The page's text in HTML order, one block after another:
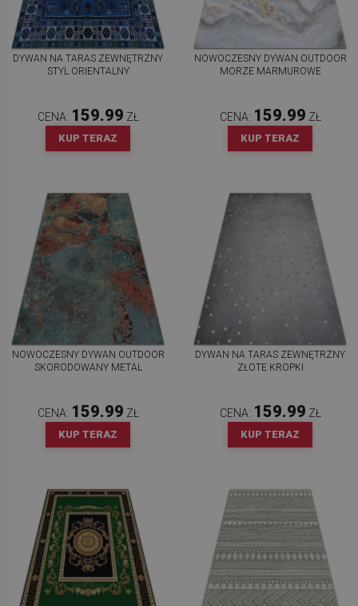
DYWAN NA TARAS ZEWNĘTRZNY
STYL ORIENTALNY
CENA: 159.99 ZŁ
KUP TERAZ
NOWOCZESNY DYWAN OUTDOOR
MORZE MARMUROWE
CENA: 159.99 ZŁ
KUP TERAZ
NOWOCZESNY DYWAN OUTDOOR
SKORODOWANY METAL
CENA: 159.99 ZŁ
KUP TERAZ
DYWAN NA TARAS ZEWNĘTRZNY
ZŁOTE KROPKI
CENA: 159.99 ZŁ
KUP TERAZ